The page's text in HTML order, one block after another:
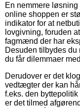
En nemmere
online shoppen er
indikator for at
lovgivning, foruden
fagmænd der har
Desuden tilbydes
du får dilemmaer
Derudover er det
vedtægter der kan
f.eks. den
er det tilmed